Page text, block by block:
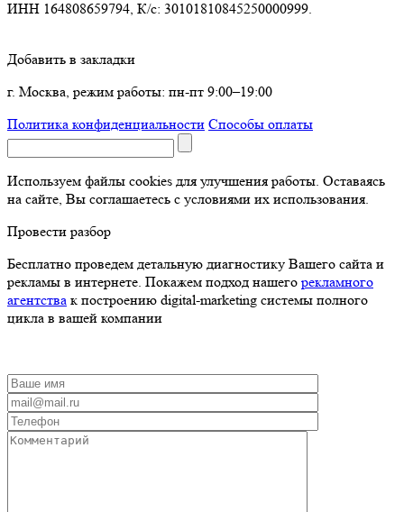
ИНН 164808659794, К/с: 30101810845250000999.
Добавить в закладки
г. Москва, режим работы: пн-пт 9:00–19:00
Политика конфиденциальности Способы оплаты
Используем файлы cookies для улучшения работы. Оставаясь
на сайте, Вы соглашаетесь с условиями их использования.
Провести разбор
Бесплатно проведем детальную диагностику Вашего сайта и
рекламы в интернете. Покажем подход нашего рекламного
агентства к построению digital-marketing системы полного
цикла в вашей компании